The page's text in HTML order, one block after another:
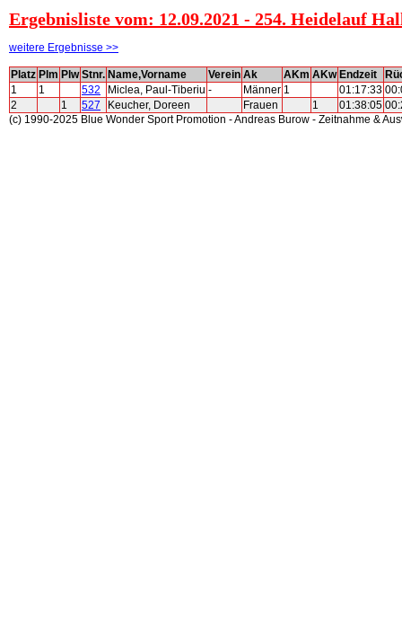
Ergebnisliste vom: 12.09.2021 - 254. Heidelauf
weitere Ergebnisse >>
Platz Plm Plw Stnr. Name,Vorname Verein Ak AKm AKw Endzeit
1
1 532 Miclea, Paul-Tiberiu - Männer 1 01:17:33
2
1 527 Keucher, Doreen Frauen 1 01:38:05
(c) 1990-2025 Blue Wonder Sport Promotion - Andreas Burow - Zeitnahme &